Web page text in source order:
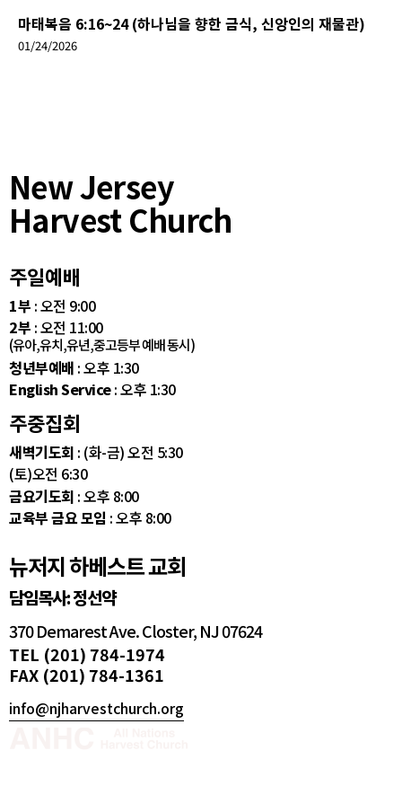
마태복음 6:16~24 (하나님을 향한 금식, 신앙인의 재물관)
01/24/2026
New Jersey
Harvest Church
주일예배
1부 : 오전 9:00
2부 : 오전 11:00
(유아,유치,유년,중고등부 예배 동시)
청년부예배 : 오후 1:30
English Service: 오후 1:30
주중집회
새벽기도회 : (화-금) 오전 5:30
(토)오전 6:30
금요기도회 : 오후 8:00
교육부 금요 모임 : 오후 8:00
뉴저지 하베스트 교회
담임목사: 정선약
370 Demarest Ave. Closter, NJ 07624
TEL (201) 784-1974
FAX (201) 784-1361
info@njharvestchurch.org